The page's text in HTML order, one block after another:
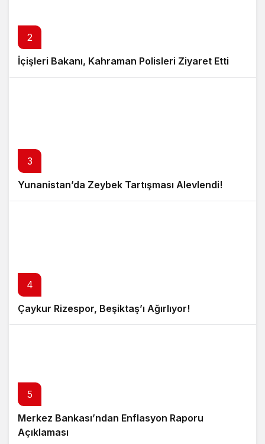
2
İçişleri Bakanı, Kahraman Polisleri Ziyaret Etti
3
Yunanistan’da Zeybek Tartışması Alevlendi!
4
Çaykur Rizespor, Beşiktaş’ı Ağırlıyor!
5
Merkez Bankası’ndan Enflasyon Raporu
Açıklaması